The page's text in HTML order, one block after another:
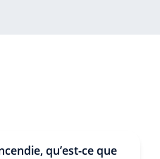
qu’est-ce que